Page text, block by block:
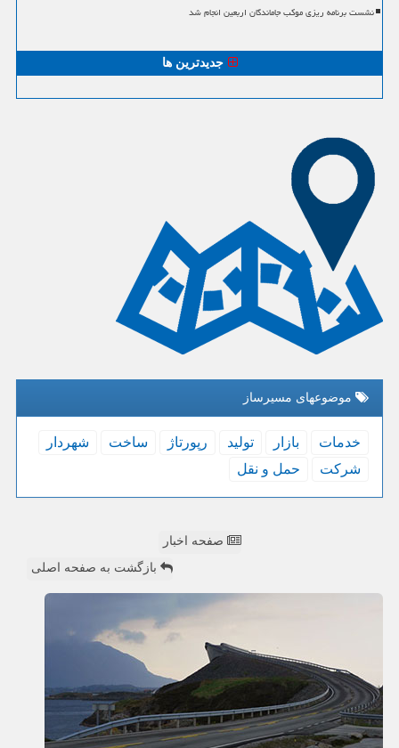
نشست برنامه ریزی موکب جاماندگان اربعین انجام شد
جدیدترین ها
موضوعهای مسیرساز
خدمات بازار تولید رپورتاژ ساخت
شهردار
شركت
حمل و نقل
صفحه اخبار
بازگشت به صفحه اصلی